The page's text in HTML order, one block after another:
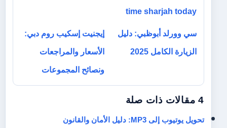
time sharjah today
سي وورلد أبوظبي: دليل
الزيارة الكامل 2025
إيجنيت إسكيب روم دبي:
الأسعار والمراجعات
ونصائح المجموعات
4 مقالات ذات صلة
تحويل يوتيوب إلى MP3: دليل الأمان والقانون